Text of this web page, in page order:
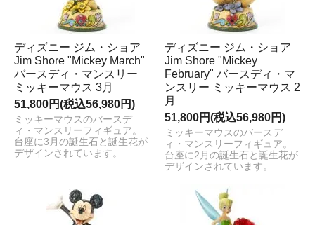
ディズニー ジム・ショア
Jim Shore "Mickey March"
バースディ・マンスリー
ミッキーマウス 3月
51,800円(税込56,980円)
ミッキーマウスのバースデ
ィ・マンスリーフィギュア。
台座に3月の誕生石と誕生花が
デザインされています。
ディズニー ジム・ショア
Jim Shore "Mickey
February" バースディ・マ
ンスリー ミッキーマウス 2
月
51,800円(税込56,980円)
ミッキーマウスのバースデ
ィ・マンスリーフィギュア。
台座に2月の誕生石と誕生花が
デザインされています。